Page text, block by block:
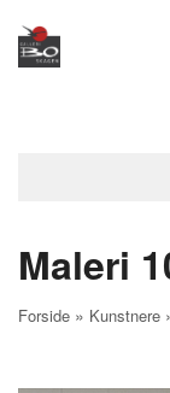
Maleri
Forside » Kunstnere